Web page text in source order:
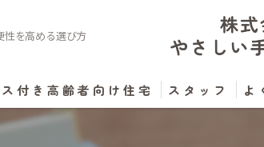
性を高める選び方
付き高齢者向け住宅 スタッフ よ